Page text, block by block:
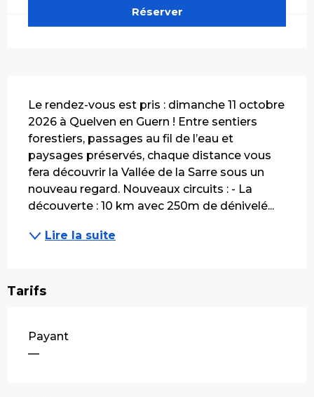
Réserver
Le rendez-vous est pris : dimanche 11 octobre
2026 à Quelven en Guern ! Entre sentiers
forestiers, passages au fil de l’eau et
paysages préservés, chaque distance vous
fera découvrir la Vallée de la Sarre sous un
nouveau regard. Nouveaux circuits : - La
découverte : 10 km avec 250m de dénivelé...
Lire la suite
Tarifs
Payant
—